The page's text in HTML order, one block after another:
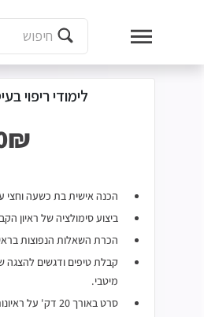
מבחני קבלה ללימודים
לימודי ריפוי
הכנה אישית בת כשעה וחצי
ביצוע סימולציה של ראיון
הכרת השאלות הנפוצות
קבלת טיפים ודגשים להצגה
מיטבי.
סרט באורך 20 דק' על ראיונות וטיפים להצלחה.